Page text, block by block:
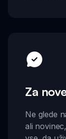
Za
Ne glede
ali